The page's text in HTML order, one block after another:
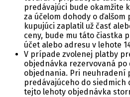
predávajúci bude okamžite
za účelom dohody o ďalšom
kupujúci zaplatil už časť
ceny, bude mu táto čiastka
účet alebo adresu v lehote
V prípade zvolenej platby
objednávka rezervovaná po
objednania. Pri neuhradení
predávajúceho do
tejto lehoty objednávka